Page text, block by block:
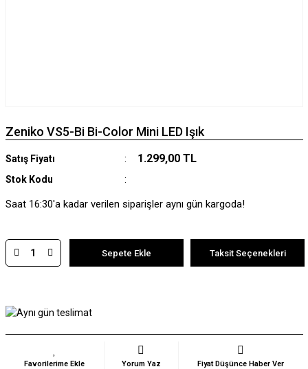
Zeniko VS5-Bi Bi-Color Mini LED Işık
Satış Fiyatı 1.299,00 TL
Stok Kodu
Saat 16:30'a kadar verilen siparişler aynı gün kargoda!
Sepete Ekle Taksit Seçenekleri
Yorum Yaz Fiyat Düşünce Haber Ver